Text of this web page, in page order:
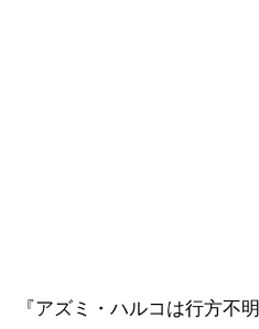
『アズミ・ハルコは行方不